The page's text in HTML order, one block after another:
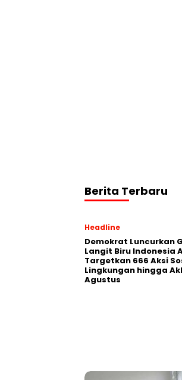
Berita Terbaru
Headline
Demokrat Luncurkan
Langit Biru Indonesia
Targetkan 666 Aksi
Lingkungan hingga
Agustus